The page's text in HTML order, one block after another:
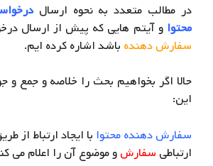
در مطالب متعدد به نحوه ارسال
محتوا و آیتم هایی که پیش از ارسال
سفارش دهنده باشد اشاره کرده ایم.
حالا اگر بخواهیم بحث را خلاصه و جمع و
این:
سفارش دهنده محتوا با ایجاد ارتباط از
ارتباطی سفارشو موضوع آن را اعلام می